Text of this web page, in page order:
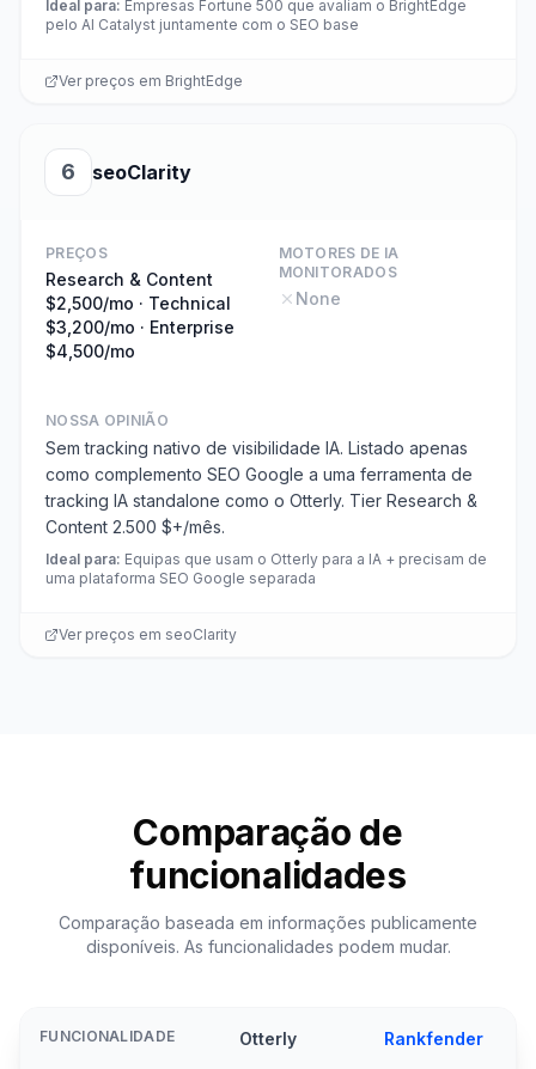
Ideal para: Empresas Fortune 500 que avaliam o BrightEdge
pelo AI Catalyst juntamente com o SEO base
Ver preços em BrightEdge
6 seoClarity
PREÇOS
Research & Content
$2,500/mo · Technical
$3,200/mo · Enterprise
$4,500/mo
MOTORES DE IA
MONITORADOS
None
NOSSA OPINIÃO
Sem tracking nativo de visibilidade IA. Listado apenas
como complemento SEO Google a uma ferramenta de
tracking IA standalone como o Otterly. Tier Research &
Content 2.500 $+/mês.
Ideal para: Equipas que usam o Otterly para a IA + precisam de
uma plataforma SEO Google separada
Ver preços em seoClarity
Comparação de
funcionalidades
Comparação baseada em informações publicamente
disponíveis. As funcionalidades podem mudar.
FUNCIONALIDADE Otterly Rankfender